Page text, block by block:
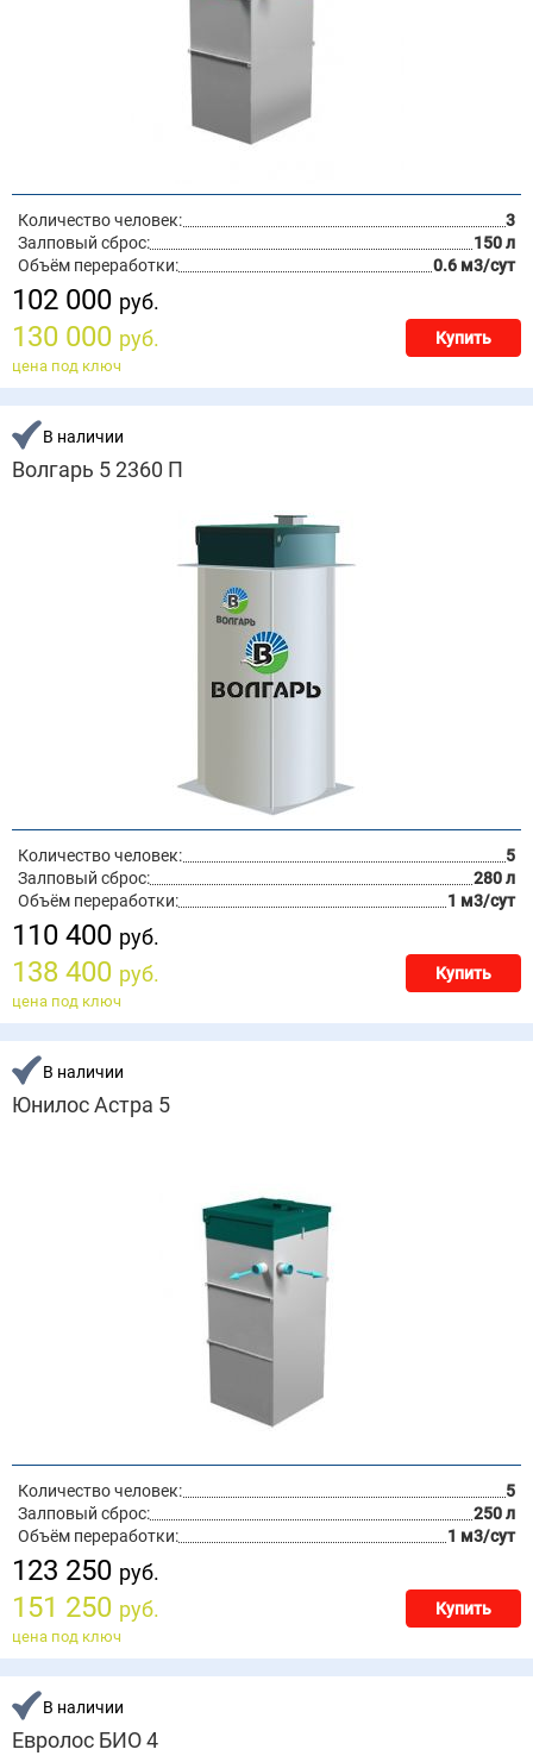
Количество человек:
3
Залповый сброс:
150 л
Объём переработки:
0.6 м3/сут
102 000 руб.
130 000 руб. Купить
цена под ключ
В наличии
Волгарь 5 2360 П
Количество человек:
5
Залповый сброс:
280 л
Объём переработки:
1 м3/сут
110 400 руб.
138 400 руб. Купить
цена под ключ
В наличии
Юнилос Астра 5
Количество человек:
5
Залповый сброс:
250 л
Объём переработки:
1 м3/сут
123 250 руб.
151 250 руб. Купить
цена под ключ
В наличии
Евролос БИО 4